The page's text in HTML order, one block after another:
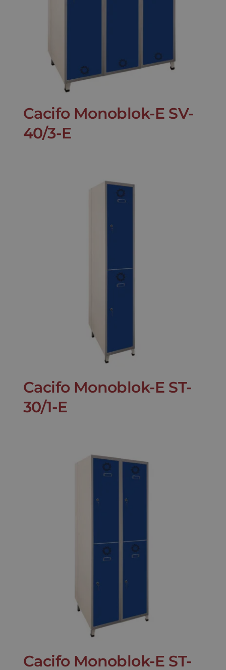
Cacifo Monoblok-E SV-
40/3-E
Cacifo Monoblok-E ST-
30/1-E
Cacifo Monoblok-E ST-